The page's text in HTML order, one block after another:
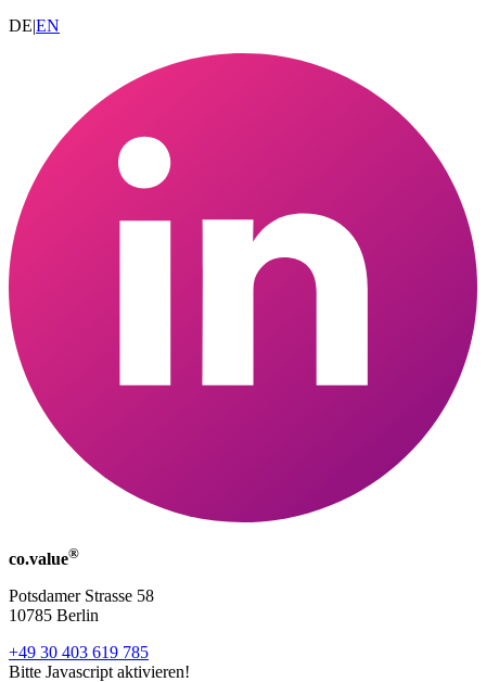
DE EN
co.value®
Potsdamer Strasse 58
10785 Berlin
+49 30 403 619 785
Bitte Javascript aktivieren!